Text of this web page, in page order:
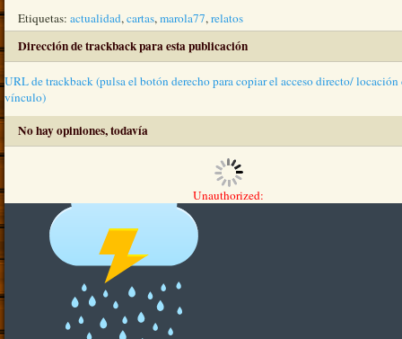
Etiquetas: actualidad,cartas,marola77,relatos
Dirección de trackback para esta publicación
URL de trackback (pulsa el botón derecho para copiar el acceso directo/ locación
vínculo)
No hay opiniones, todavía
Unauthorized: